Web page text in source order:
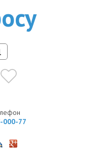
000-77